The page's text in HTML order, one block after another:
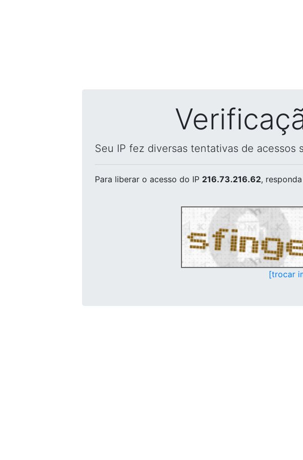
Seu IP fez diversas tentativas de acessos
Para liberar o acesso do IP 216.73.216.62,
[trocar